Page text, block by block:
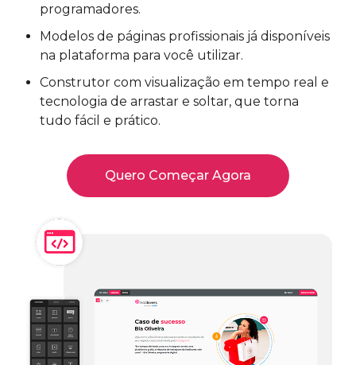
programadores.
Modelos de páginas profissionais já disponíveis
na plataforma para você utilizar.
Construtor com visualização em tempo real e
tecnologia de arrastar e soltar, que torna
tudo fácil e prático.
Quero Começar Agora